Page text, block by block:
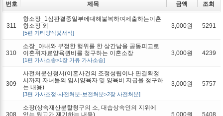
번호 제목 금액 조회
311
항소장_1심판결중일부에대해불복하여제출하는이혼
항소장 외
[5편 기타양식및서식]
3,000원 5291
310
소장_아내와 부정한 행위를 한 상간남을 공동피고로
이혼위자료양육권비를 청구하는 이혼소장
[1편 가사소송>1장 가류 가사소송]
3,000원 4239
309
사전처분신청서(이혼사건의 조정성립이나 판결확정
시까지 자녀들의 임시양육자 및 양육비 지급을 청구하
는 내용)
[3편 가사조정·사전처분·보전처분>2장 사전처분]
3,000원 5757
308
소장(상속재산분할청구의 소, 대습상속인의 지위에
있는 원고가 제기하는 내용)
5,000원 5408